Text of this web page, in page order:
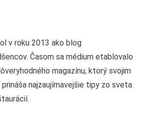
v roku 2013 ako blog
Časom sa médium etablovalo
magazínu, ktorý svojim
najzaujímavejšie tipy zo sveta